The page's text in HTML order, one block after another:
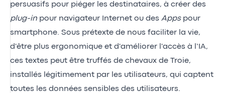
persuasifs pour piéger les destinataires, à créer des
plug-in pour navigateur Internet ou des Appspour
smartphone. Sous prétexte de nous faciliter la vie,
d'être plus ergonomique et d'améliorer l'accès à l’IA,
ces textes peut être truffés de chevaux de Troie,
installés légitimement par les utilisateurs, qui captent
toutes les données sensibles des utilisateurs.